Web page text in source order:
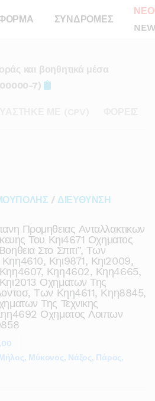
ΣΥΝΔΡΟΜΕΣ
και βοηθητικά μέσα
7)
/ ΔΙΕΥΘΥΝΣΗ
Προμηθειας Ανταλλακτικων
Του Κηι4671 Οχηματος
Στο Σπιτι”, Των
Κηι9871, Κηι2009,
Κηη4602, Κηη4665,
Οχηματων Της
Των Κηη4611, Κηη8845,
Της Τεχνικης
Οχηματος Λοιπων
Μύκονος, Νάξος, Πάρος,